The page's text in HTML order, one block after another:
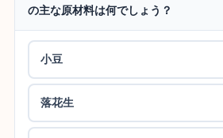
の主な原材料は何でしょう？
小豆
落花生